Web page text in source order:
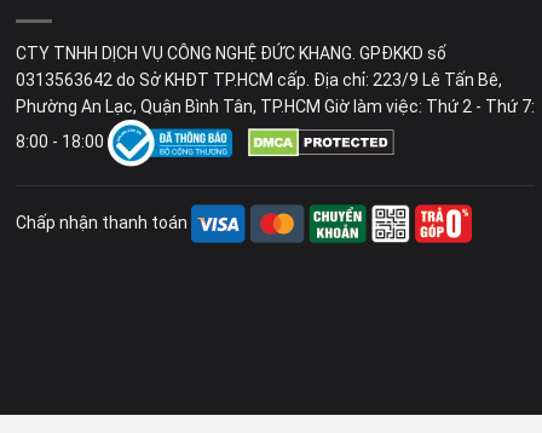
CTY TNHH DỊCH VỤ CÔNG NGHỆ ĐỨC KHANG. GPĐKKD số
0313563642 do Sở KHĐT TP.HCM cấp. Địa chỉ: 223/9 Lê Tấn Bê,
Phường An Lạc, Quận Bình Tân, TP.HCM Giờ làm việc: Thứ 2 - Thứ 7:
8:00 - 18:00
Chấp nhận thanh toán